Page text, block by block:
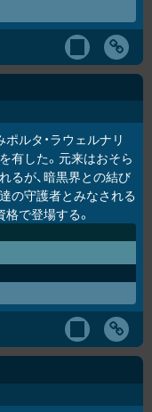
ルタ・ラウェルナリ
有した。元来はおそら
るが、暗黒界との結び
の守護者とみなされる
で登場する。